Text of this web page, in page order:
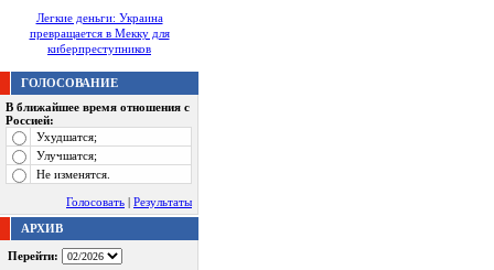
Легкие деньги: Украина
превращается в Мекку для
киберпреступников
ГОЛОСОВАНИЕ
В ближайшее время отношения с
Россией:
Ухудшатся;
Улучшатся;
Не изменятся.
Голосовать | Результаты
АРХИВ
Перейти: